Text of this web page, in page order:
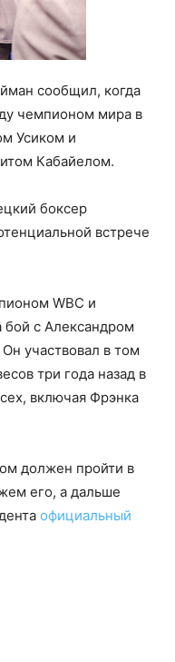
сообщил, когда
чемпионом мира в
Усиком и
Кабайелом.
боксер
встрече
WBC и
бой с Александром
участвовал в том
три года назад в
включая Фрэнка
должен пройти в
его, а дальше
официальный